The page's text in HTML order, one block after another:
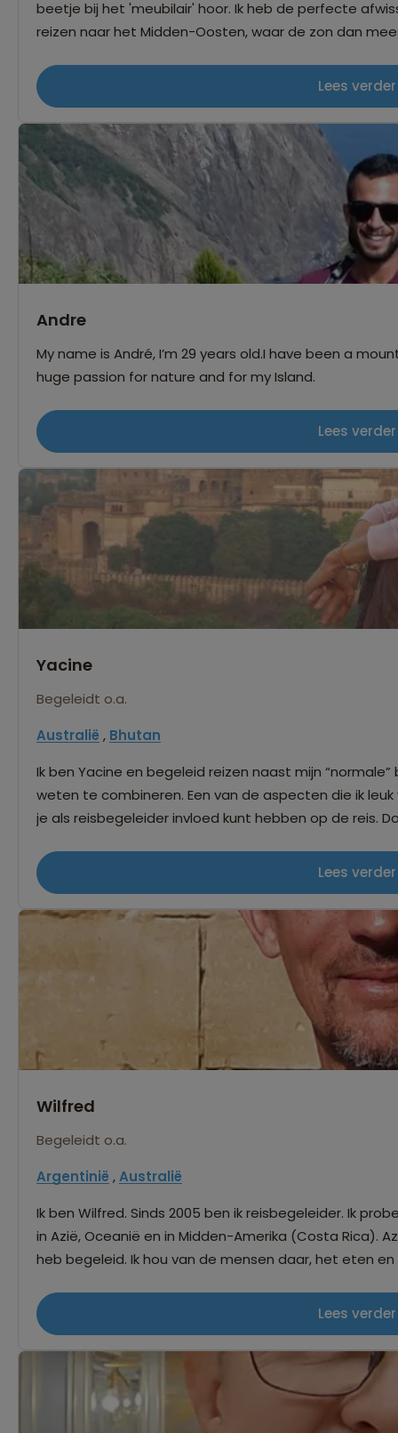
beetje bij het 'meubilair' hoor. Ik heb de perfecte
reizen naar het Midden-Oosten, waar de zon dan
dan vind je me in Indonesië waar ik al vele, vele
tweede vaderland. Ik heb er diverse malen gewoond,
het water. Maar hoe vaak ik er ook geweest ben, ik
rijstvelden, watertand elke keer opnieuw van een
hartverwarmende vriendelijkheid van de bevolking!
Lees verder
Andre
My name is André, I’m 29 years old.I have been a
huge passion for nature and for my Island.
Lees verder
Yacine
Begeleidt o.a.
Australië , Bhutan
Ik ben Yacine en begeleid reizen naast mijn
weten te combineren. Een van de aspecten die ik
je als reisbegeleider invloed kunt hebben op de reis.
nu voor Japan is (terecht krijgt dit land niet de titel
zoals Madagascar, Ethiopië of Tanzania, nog zo
kern van het bestaan kun je bijna niet komen. En dan
en laten we het eten daar niet vergeten. En Tibet,
magnifieke bergen en kloosters. In het kort: je kunt
zo hun charme en ik kan er geen genoeg van krijgen.
Lees verder
Wilfred
Begeleidt o.a.
Argentinië ,Australië
Ik ben Wilfred. Sinds 2005 ben ik reisbegeleider. Ik
in Azië, Oceanië en in Midden-Amerika (Costa Rica).
heb begeleid. Ik hou van de mensen daar, het eten
De liefde voor eten verbindt alle landen in Azië. Wat
een feest. In Costa Rica kom ik graag om de
leven moeten vieren. Sinds 2023 kom ik met veel
grote reis heb gemaakt. De natuur is overweldigend
ontdekken wat je nog nooit hebt gezien. Bij
belangrijk. Ik probeer dat zo veel mogelijk in de
Lees verder